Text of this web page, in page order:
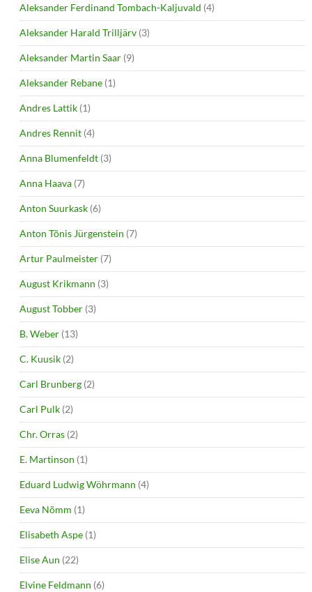
Aleksander Ferdinand Tombach-Kaljuvald (4)
Aleksander Harald Trilljärv (3)
Aleksander Martin Saar (9)
Aleksander Rebane (1)
Andres Lattik (1)
Andres Rennit (4)
Anna Blumenfeldt (3)
Anna Haava (7)
Anton Suurkask (6)
Anton Tõnis Jürgenstein (7)
Artur Paulmeister (7)
August Krikmann (3)
August Tobber (3)
B. Weber (13)
C. Kuusik (2)
Carl Brunberg (2)
Carl Pulk (2)
Chr. Orras (2)
E. Martinson (1)
Eduard Ludwig Wöhrmann (4)
Eeva Nõmm (1)
Elisabeth Aspe (1)
Elise Aun (22)
Elvine Feldmann (6)